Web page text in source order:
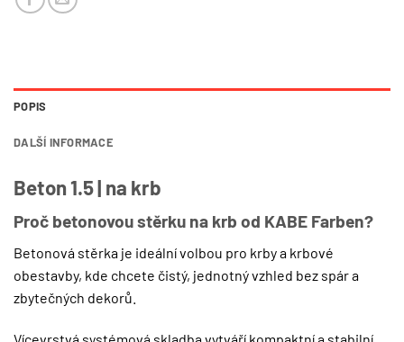
POPIS
DALŠÍ INFORMACE
Beton 1.5 | na krb
Proč betonovou stěrku na krb od KABE Farben?
Betonová stěrka je ideální volbou pro krby a krbové
obestavby, kde chcete čistý, jednotný vzhled bez spár a
zbytečných dekorů.
Vícevrstvá systémová skladba vytváří kompaktní a stabilní